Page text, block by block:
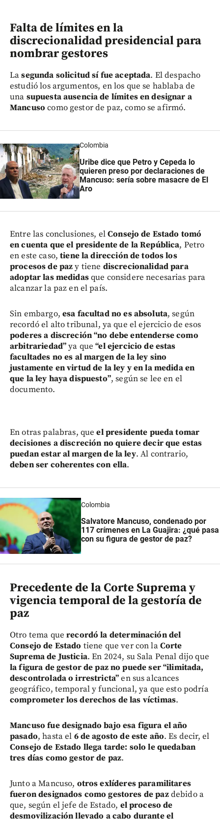
Falta de límites en la
discrecionalidad presidencial para
nombrar gestores
Lasegunda solicitud sí fue aceptada. El despacho
estudió los argumentos, en los que se hablaba de
una supuesta ausencia de límites en designar a
Mancuso como gestor de paz, como se afirmó.
Colombia
Uribe dice que Petro y Cepeda lo
quieren preso por declaraciones de
Mancuso: sería sobre masacre de El
Aro
Entre las conclusiones, elConsejo de Estado tomó
en cuenta que el presidente de la República, Petro
en este caso,tiene la dirección de todos los
procesos de pazy tiene discrecionalidad para
adoptar las medidasque considere necesarias para
alcanzar la paz en el país.
Sin embargo, esa facultad no es absoluta, según
recordó el alto tribunal, ya que el ejercicio de esos
poderes a discreción “no debe entenderse como
arbitrariedad”ya que“el ejercicio de estas
facultades no es al margen de la ley sino
justamente en virtud de la ley y en la medida en
que la ley haya dispuesto”, según se lee en el
documento.
En otras palabras, queel presidente pueda tomar
decisiones a discreción no quiere decir que estas
puedan estar al margen de la ley. Al contrario,
deben ser coherentes con ella.
Colombia
Salvatore Mancuso, condenado por
117 crímenes en La Guajira: ¿qué pasa
con su figura de gestor de paz?
Precedente de la Corte Suprema y
vigencia temporal de la gestoría de
paz
Otro tema querecordó la determinación del
Consejo de Estado tiene que ver con laCorte
Suprema de Justicia. En 2024, su Sala Penal dijo que
la figura de gestor de paz no puede ser “ilimitada,
descontrolada o irrestricta”en sus alcances
geográfico, temporal y funcional, ya que esto podría
comprometer los derechos de las víctimas.
Mancuso fue designado bajo esa figura el año
pasado, hasta el 6 de agosto de este año. Es decir, el
Consejo de Estado llega tarde: solo le quedaban
tres días como gestor de paz.
Junto a Mancuso, otros exlíderes paramilitares
fueron designados como gestores de pazdebido a
que, según el jefe de Estado, el proceso de
desmovilización llevado a cabo durante el